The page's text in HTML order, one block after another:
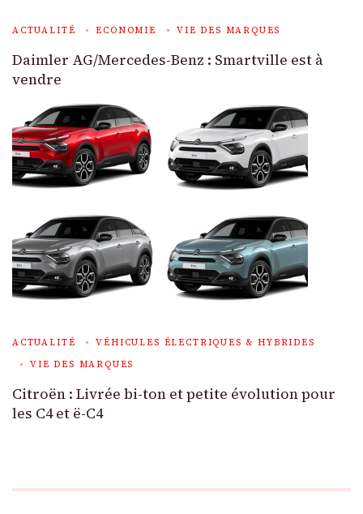
ACTUALITÉ ECONOMIE VIE DES MARQUES
Daimler AG/Mercedes-Benz : Smartville est à
vendre
ACTUALITÉ
VÉHICULES ÉLECTRIQUES & HYBRIDES
VIE DES MARQUES
Citroën : Livrée bi-ton et petite évolution pour
les C4 et ë-C4